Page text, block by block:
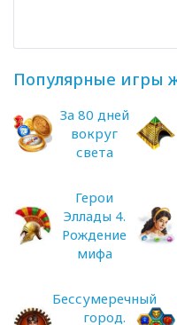
Популярные игры
За 80 дней
вокруг
света
Герои
Эллады 4.
Рождение
мифа
Бессумеречный
город.